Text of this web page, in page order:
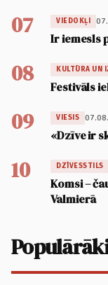
07 VIEDOKĻI
Ir iemesls
08 KULTŪRA UN
Festivāls
09 VIESIS
«Dzīve ir
10 DZĪVESSTILS
Komsi –
Valmierā